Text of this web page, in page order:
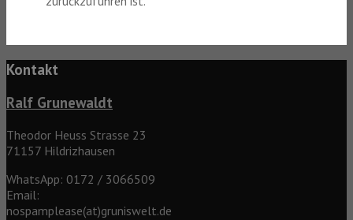
Kontakt
Ralf Grunewaldt
Theodor Heuss Strasse 23
71157 Hildrizhausen
WhatsApp: 0172 / 3066509
Email:
nospamplease(at)gruniswelt.de